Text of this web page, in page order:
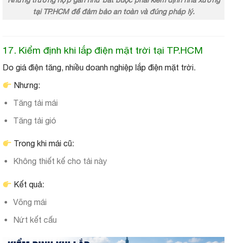
tại TP.HCM để đảm bảo an toàn và đúng pháp lý.
17. Kiểm định khi lắp điện mặt trời tại TP.HCM
Do giá điện tăng, nhiều doanh nghiệp lắp điện mặt trời.
Nhưng:
Tăng tải mái
Tăng tải gió
Trong khi mái cũ:
Không thiết kế cho tải này
Kết quả:
Võng mái
Nứt kết cấu